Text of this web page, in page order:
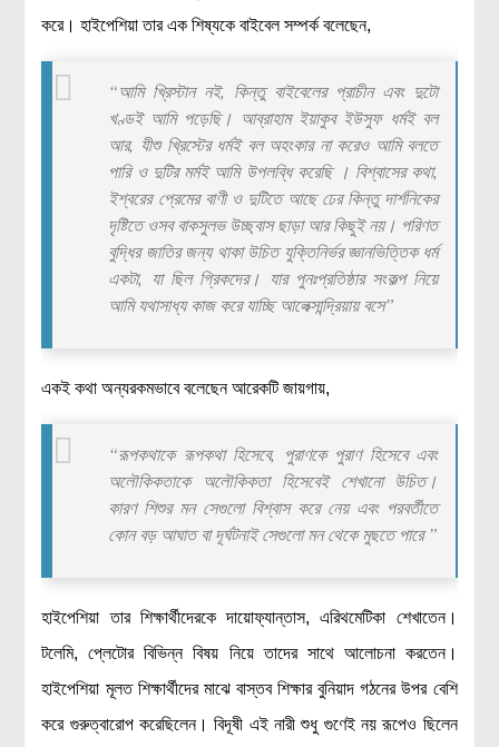
করে। হাইপেশিয়া তার এক শিষ্যকে বাইবেল সম্পর্ক বলেছেন,
“আমি খ্রিস্টান নই, কিন্তু বাইবেলের প্রাচীন এবং দুটো
খণ্ডই আমি পড়েছি। আব্রাহাম ইয়াকুব ইউসুফ ধর্মই বল
আর, যীশু খ্রিস্টের ধর্মই বল অহংকার না করেও আমি বলতে
পারি ও দুটির মর্মই আমি উপলব্ধি করেছি । বিশ্বাসের কথা,
ইশ্বরের প্রেমের বাণী ও দুটিতে আছে ঢের কিন্তু দার্শনিকের
দৃষ্টিতে ওসব বাকসুলভ উচ্ছ্বাস ছাড়া আর কিছুই নয়। পরিণত
বুদ্ধির জাতির জন্য থাকা উচিত যুক্তিনির্ভর জ্ঞানভিত্তিক ধর্ম
একটা, যা ছিল গ্রিকদের। যার পুনঃপ্রতিষ্ঠার সংকল্প নিয়ে
আমি যথাসাধ্য কাজ করে যাচ্ছি আলেক্সান্দ্রিয়ায় বসে”
একই কথা অন্যরকমভাবে বলেছেন আরেকটি জায়গায়,
“রূপকথাকে রূপকথা হিসেবে, পুরাণকে পুরাণ হিসেবে এবং
অলৌকিকতাকে অলৌকিকতা হিসেবেই শেখানো উচিত।
কারণ শিশুর মন সেগুলো বিশ্বাস করে নেয় এবং পরবর্তীতে
কোন বড় আঘাত বা দূর্ঘটনাই সেগুলো মন থেকে মুছতে পারে ”
হাইপেশিয়া তার শিক্ষার্থীদেরকে দায়োফ্যান্তাস, এরিথমেটিকা শেখাতেন।
টলেমি, প্লেটোর বিভিন্ন বিষয় নিয়ে তাদের সাথে আলোচনা করতেন।
হাইপেশিয়া মূলত শিক্ষার্থীদের মাঝে বাস্তব শিক্ষার বুনিয়াদ গঠনের উপর বেশি
করে গুরুত্বারোপ করেছিলেন। বিদূষী এই নারী শুধু গুণেই নয় রূপেও ছিলেন